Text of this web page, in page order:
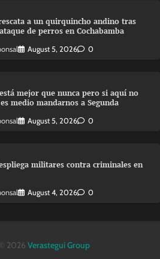
a un quirquincho andino tras
de perros en Cochabamba
August 5, 2026 0
mejor que nunca pero si aquí no
medio mandarnos a Segunda
August 5, 2026 0
militares contra criminales en
August 4, 2026 0
2026 Verastegui Group